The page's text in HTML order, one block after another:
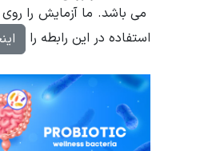
می باشد. ما آزمایش را
استفاده در این رابطه را